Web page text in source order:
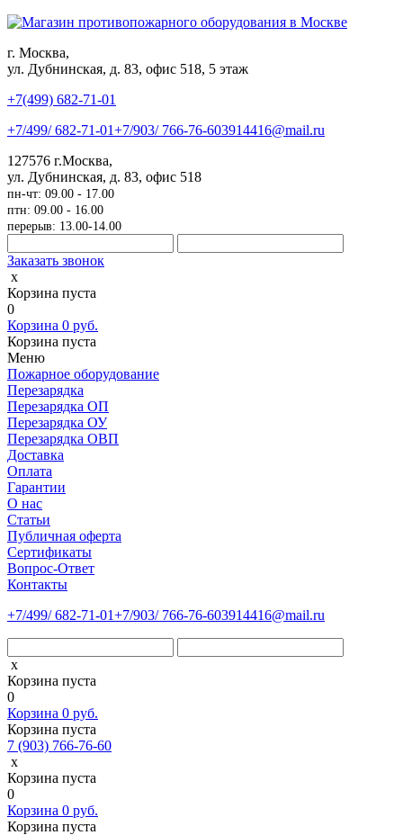
г. Москва,
ул. Дубнинская, д. 83, офис 518, 5 этаж
+7(499) 682-71-01
+7/499/682-71-01+7/903/766-76-603914416@mail.ru
127576 г.Москва,
ул. Дубнинская, д. 83, офис 518
пн-чт: 09.00 - 17.00
птн: 09.00 - 16.00
перерыв: 13.00-14.00
Заказать звонок
x
Корзина пуста
0
Корзина 0 руб.
Корзина пуста
Меню
Пожарное оборудование
Перезарядка
Перезарядка ОП
Перезарядка ОУ
Перезарядка ОВП
Доставка
Оплата
Гарантии
О нас
Статьи
Публичная оферта
Сертификаты
Вопрос-Ответ
Контакты
+7/499/682-71-01+7/903/766-76-603914416@mail.ru
x
Корзина пуста
0
Корзина 0 руб.
Корзина пуста
7 (903) 766-76-60
x
Корзина пуста
0
Корзина 0 руб.
Корзина пуста